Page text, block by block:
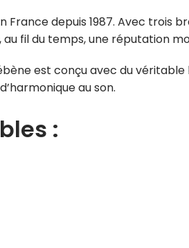
France depuis 1987. Avec
fil du temps, une réputation
est conçu avec du
au son.
: